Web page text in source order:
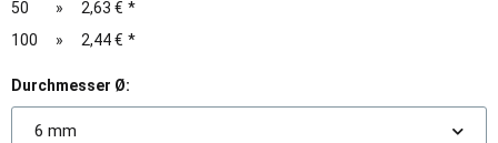
50
» 2,63 € *
100
» 2,44 € *
Durchmesser Ø:
6 mm